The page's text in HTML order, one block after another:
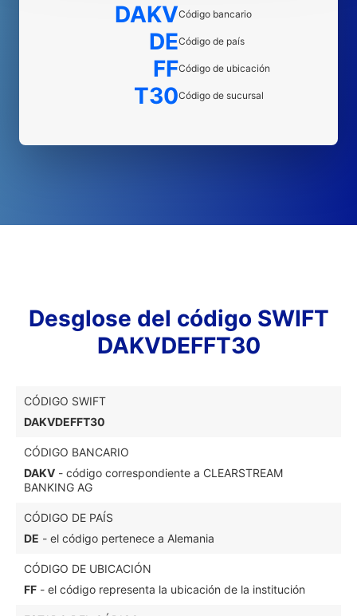
DAKVCódigo bancario
DECódigo de país
FFCódigo de ubicación
T30Código de sucursal
Desglose del código SWIFT
DAKVDEFFT30
CÓDIGO SWIFT
DAKVDEFFT30
CÓDIGO BANCARIO
DAKV - código correspondiente a CLEARSTREAM
BANKING AG
CÓDIGO DE PAÍS
DE - el código pertenece a Alemania
CÓDIGO DE UBICACIÓN
FF - el código representa la ubicación de la institución